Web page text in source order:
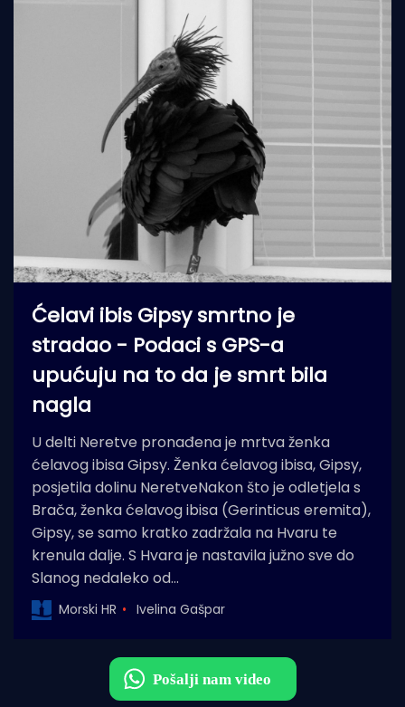
Ćelavi ibis Gipsy smrtno je
stradao - Podaci s GPS-a
upućuju na to da je smrt bila
nagla
U delti Neretve pronađena je mrtva ženka
ćelavog ibisa Gipsy. Ženka ćelavog ibisa, Gipsy,
posjetila dolinu NeretveNakon što je odletjela s
Brača, ženka ćelavog ibisa (Gerinticus eremita),
Gipsy, se samo kratko zadržala na Hvaru te
krenula dalje. S Hvara je nastavila južno sve do
Slanog nedaleko od…
Morski HR Ivelina Gašpar